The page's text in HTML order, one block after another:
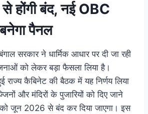
होंगी बंद, नई OBC
पैनल
सरकार ने धार्मिक आधार पर दी जा रही
को लेकर बड़ा फैसला लिया है।
राज्य कैबिनेट की बैठक में यह निर्णय लिया
और मंदिरों के पुजारियों को दिए जाने
जून 2026 से बंद कर दिया जाएगा। इस